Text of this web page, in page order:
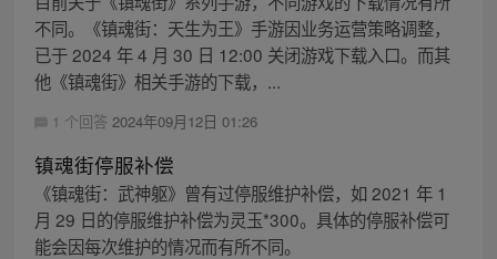
不同。《镇魂街：天生为王》手游因业务运营策略调整，
已于 2024 年 4 月 30 日 12:00 关闭游戏下载入口。而其
他《镇魂街》相关手游的下载，...
1 个回答 2024年09月12日 01:26
镇魂街停服补偿
《镇魂街：武神躯》曾有过停服维护补偿，如 2021 年 1
月 29 日的停服维护补偿为灵玉*300。具体的停服补偿可
能会因每次维护的情况而有所不同。